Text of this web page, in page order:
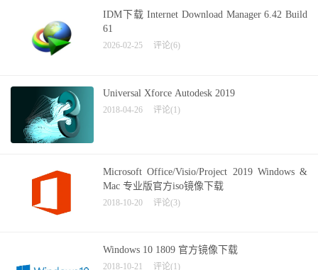
IDM下载 Internet Download Manager 6.42 Build
61
2026-02-25 评论(6)
Universal Xforce Autodesk 2019
2018-04-26 评论(1)
Microsoft Office/Visio/Project 2019 Windows &
Mac 专业版官方iso镜像下载
2018-10-20 评论(3)
Windows 10 1809 官方镜像下载
2018-10-21 评论(1)